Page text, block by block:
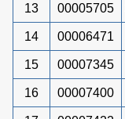
13 00005705
14 00006471
15 00007345
16 00007400